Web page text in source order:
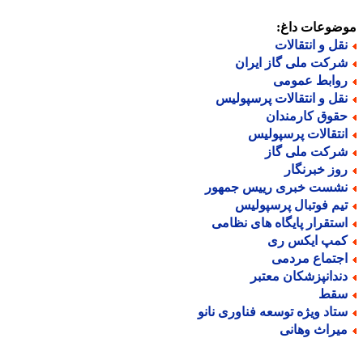
داغ:
و انتقالات
ملی گاز ایران
عمومی
و انتقالات پرسپولیس
کارمندان
پرسپولیس
ملی گاز
خبرنگار
خبری رییس جمهور
فوتبال پرسپولیس
پایگاه های نظامی
ایکس ری
مردمی
معتبر
ویژه توسعه فناوری نانو
وهانی